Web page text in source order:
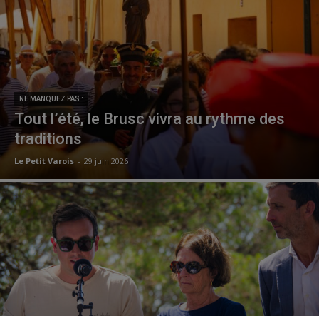
NE MANQUEZ PAS :
Tout l’été, le Brusc vivra au rythme des
traditions
Le Petit Varois - 29 juin 2026